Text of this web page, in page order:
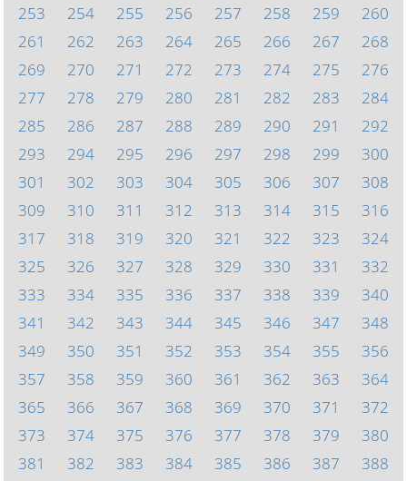
253
254 255 256 257 258 259
260
261
262 263 264 265 266 267
268
269
270 271 272 273 274 275
276
277
278 279 280 281 282 283
284
285
286 287 288 289 290 291
292
293
294 295 296 297 298 299
300
301
302 303 304 305 306 307
308
309
310 311 312 313 314 315
316
317
318 319 320 321 322 323
324
325
326 327 328 329 330 331
332
333
334 335 336 337 338 339
340
341
342 343 344 345 346 347
348
349
350 351 352 353 354 355
356
357
358 359 360 361 362 363
364
365
366 367 368 369 370 371
372
373
374 375 376 377 378 379
380
381
382 383 384 385 386 387 388